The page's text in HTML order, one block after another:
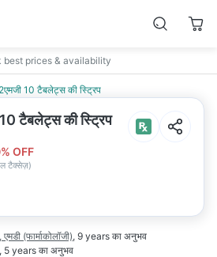
best prices & availability
10 टैबलेट्स की स्ट्रिप
टैबलेट्स की स्ट्रिप
% OFF
टैक्सेज़)
एमडी (फार्माकोलॉजी), 9 years का अनुभव
, 5 years का अनुभव